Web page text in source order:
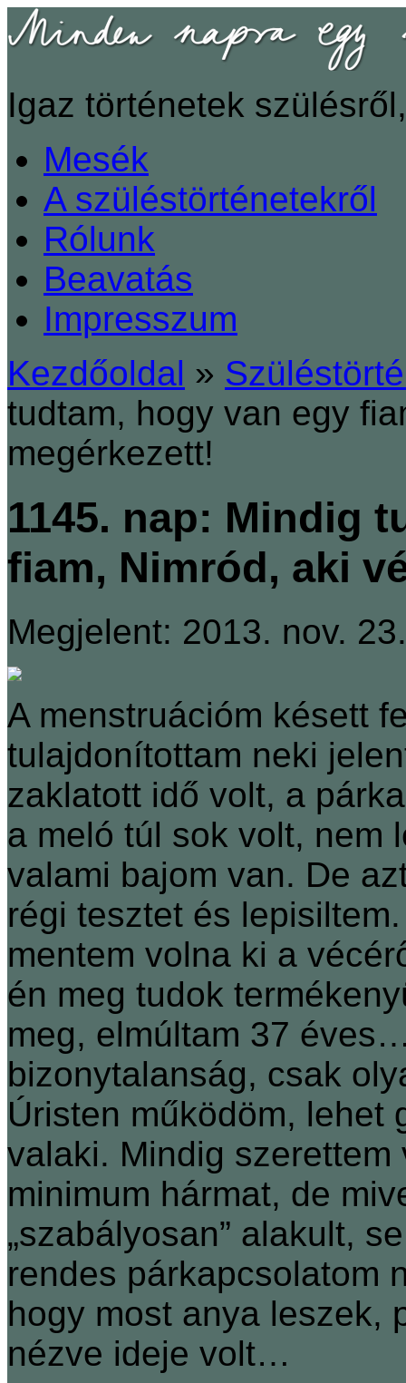
Igaz történetek
Mesék
A szüléstörténetekről
Rólunk
Beavatás
Impresszum
Kezdőoldal »
tudtam, hogy van egy
megérkezett!
1145. nap: Mindig
fiam, Nimród, aki
Megjelent: 2013. nov. 23.
A menstruációm késett
tulajdonítottam neki
zaklatott idő volt, a
a meló túl sok volt, nem
valami bajom van. De
régi tesztet és
mentem volna ki a
én meg tudok
meg, elmúltam 37
bizonytalanság, csak
Úristen működöm, lehet
valaki. Mindig
minimum hármat, de
„szabályosan” alakult,
rendes párkapcsolatom
hogy most anya leszek,
nézve ideje volt…